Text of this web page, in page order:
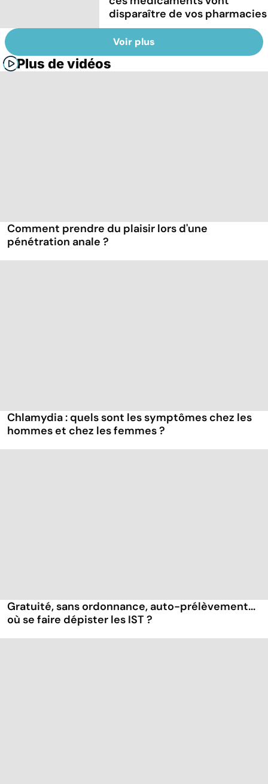
disparaître de vos pharmacies
Voir plus
Plus de vidéos
Comment prendre du plaisir lors d'une
pénétration anale ?
Chlamydia : quels sont les symptômes chez les
hommes et chez les femmes ?
Gratuité, sans ordonnance, auto-prélèvement...
où se faire dépister les IST ?